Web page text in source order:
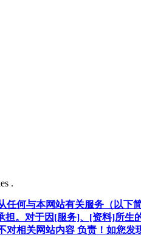
.
任何与本网站有关服务（以
。对于因[服务]、[资料]所
相关网站内容 负责！如您